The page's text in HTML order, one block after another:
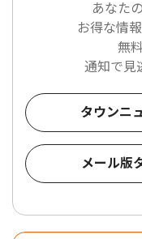
あなた
お得な情
無
通知で見
タウンニ
メール版